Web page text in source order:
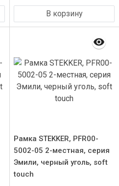
В корзину
Рамка STEKKER, PFR00-
5002-05 2-местная, серия
Эмили, черный уголь, soft
touch